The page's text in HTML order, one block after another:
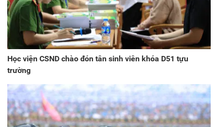
Học viện CSND chào đón tân sinh viên khóa D51 tựu
trường